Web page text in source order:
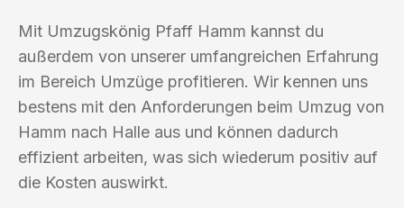
Mit Umzugskönig Pfaff Hamm kannst du
außerdem von unserer umfangreichen Erfahrung
im Bereich Umzüge profitieren. Wir kennen uns
bestens mit den Anforderungen beim Umzug von
Hamm nach Halle aus und können dadurch
effizient arbeiten, was sich wiederum positiv auf
die Kosten auswirkt.